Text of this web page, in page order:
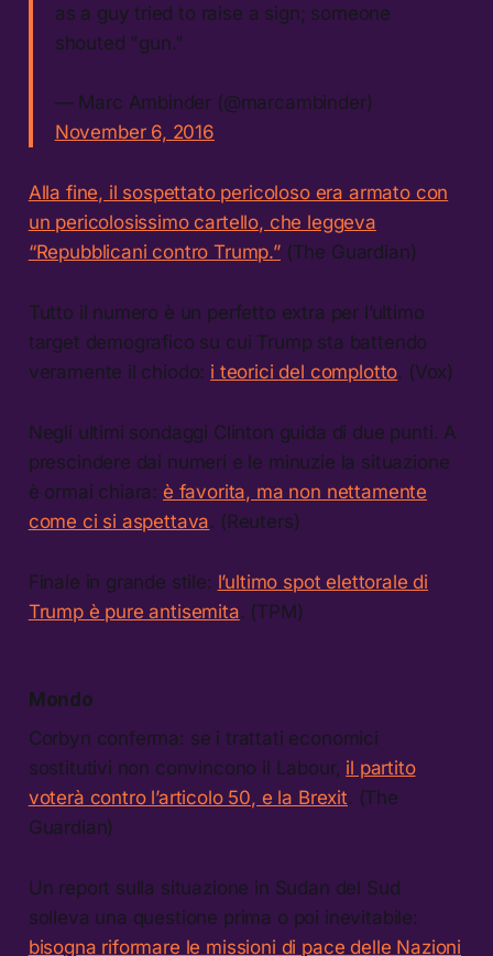
as a guy tried to raise a sign; someone
shouted "gun."
— Marc Ambinder (@marcambinder)
November 6, 2016
Alla fine, il sospettato pericoloso era armato con
un pericolosissimo cartello, che leggeva
“Repubblicani contro Trump.”(The Guardian)
Tutto il numero è un perfetto extra per l’ultimo
target demografico su cui Trump sta battendo
veramente il chiodo: i teorici del complotto. (Vox)
Negli ultimi sondaggi Clinton guida di due punti. A
prescindere dai numeri e le minuzie la situazione
è ormai chiara: è favorita, ma non nettamente
come ci si aspettava. (Reuters)
Finale in grande stile: l’ultimo spot elettorale di
Trump è pure antisemita. (TPM)
Mondo
Corbyn conferma: se i trattati economici
sostitutivi non convincono il Labour, il partito
voterà contro l’articolo 50, e la Brexit. (The
Guardian)
Un report sulla situazione in Sudan del Sud
solleva una questione prima o poi inevitabile:
bisogna riformare le missioni di pace delle Nazioni